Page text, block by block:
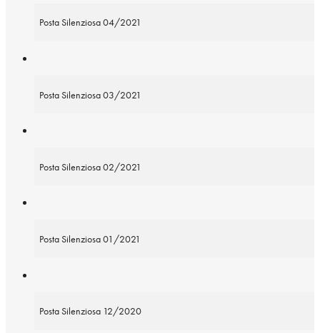
Posta Silenziosa 04/2021
Posta Silenziosa 03/2021
Posta Silenziosa 02/2021
Posta Silenziosa 01/2021
Posta Silenziosa 12/2020